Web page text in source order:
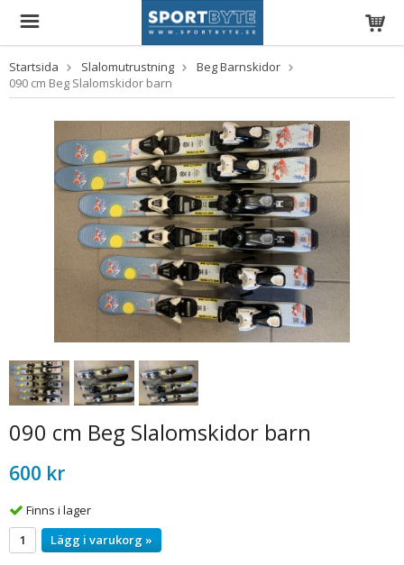
Startsida Slalomutrustning
Beg Barnskidor
090 cm Beg Slalomskidor barn
090 cm Beg Slalomskidor barn
600 kr
Finns i lager
Lägg i varukorg »